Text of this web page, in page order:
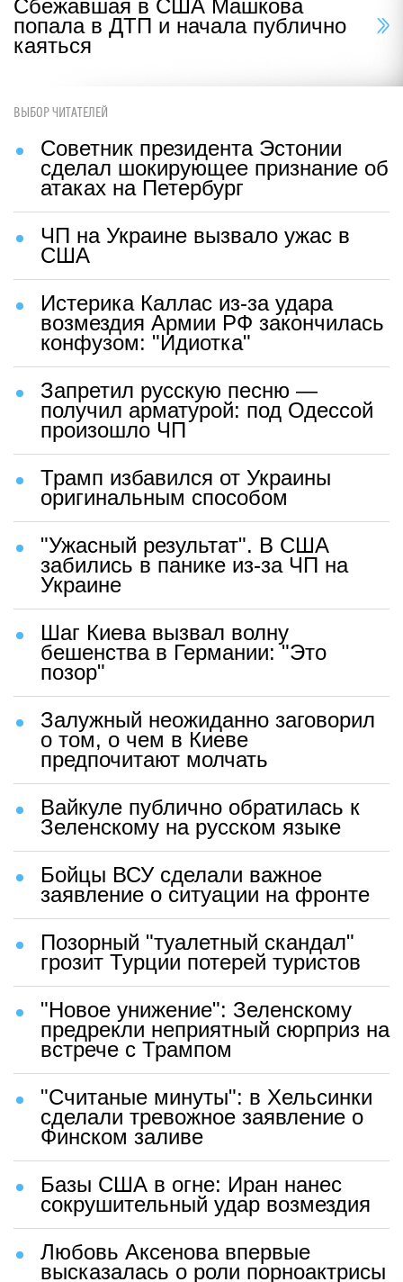
Сбежавшая в США Машкова
попала в ДТП и начала публично
каяться
ВЫБОР ЧИТАТЕЛЕЙ
Советник президента Эстонии
сделал шокирующее признание об
атаках на Петербург
ЧП на Украине вызвало ужас в
США
Истерика Каллас из-за удара
возмездия Армии РФ закончилась
конфузом: "Идиотка"
Запретил русскую песню —
получил арматурой: под Одессой
произошло ЧП
Трамп избавился от Украины
оригинальным способом
"Ужасный результат". В США
забились в панике из-за ЧП на
Украине
Шаг Киева вызвал волну
бешенства в Германии: "Это
позор"
Залужный неожиданно заговорил
о том, о чем в Киеве
предпочитают молчать
Вайкуле публично обратилась к
Зеленскому на русском языке
Бойцы ВСУ сделали важное
заявление о ситуации на фронте
Позорный "туалетный скандал"
грозит Турции потерей туристов
"Новое унижение": Зеленскому
предрекли неприятный сюрприз на
встрече с Трампом
"Считаные минуты": в Хельсинки
сделали тревожное заявление о
Финском заливе
Базы США в огне: Иран нанес
сокрушительный удар возмездия
Любовь Аксенова впервые
высказалась о роли порноактрисы